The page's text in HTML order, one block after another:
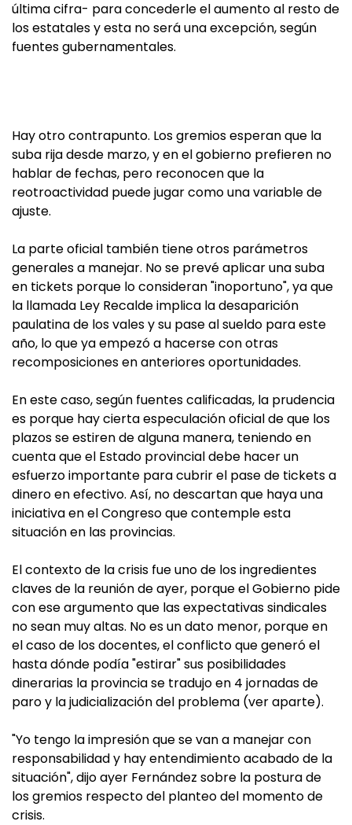
última cifra- para concederle el aumento al resto de
los estatales y esta no será una excepción, según
fuentes gubernamentales.
Hay otro contrapunto. Los gremios esperan que la
suba rija desde marzo, y en el gobierno prefieren no
hablar de fechas, pero reconocen que la
reotroactividad puede jugar como una variable de
ajuste.
La parte oficial también tiene otros parámetros
generales a manejar. No se prevé aplicar una suba
en tickets porque lo consideran "inoportuno", ya que
la llamada Ley Recalde implica la desaparición
paulatina de los vales y su pase al sueldo para este
año, lo que ya empezó a hacerse con otras
recomposiciones en anteriores oportunidades.
En este caso, según fuentes calificadas, la prudencia
es porque hay cierta especulación oficial de que los
plazos se estiren de alguna manera, teniendo en
cuenta que el Estado provincial debe hacer un
esfuerzo importante para cubrir el pase de tickets a
dinero en efectivo. Así, no descartan que haya una
iniciativa en el Congreso que contemple esta
situación en las provincias.
El contexto de la crisis fue uno de los ingredientes
claves de la reunión de ayer, porque el Gobierno pide
con ese argumento que las expectativas sindicales
no sean muy altas. No es un dato menor, porque en
el caso de los docentes, el conflicto que generó el
hasta dónde podía "estirar" sus posibilidades
dinerarias la provincia se tradujo en 4 jornadas de
paro y la judicialización del problema (ver aparte).
"Yo tengo la impresión que se van a manejar con
responsabilidad y hay entendimiento acabado de la
situación", dijo ayer Fernández sobre la postura de
los gremios respecto del planteo del momento de
crisis.